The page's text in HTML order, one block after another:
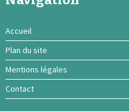
Accueil
Plan du site
Mentions légales
Contact